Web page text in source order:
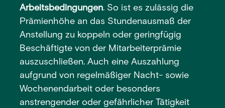
Arbeitsbedingungen. So ist es zulässig die
Prämienhöhe an das Stundenausmaß der
Anstellung zu koppeln oder geringfügig
Beschäftigte von der Mitarbeiterprämie
auszuschließen. Auch eine Auszahlung
aufgrund von regelmäßiger Nacht- sowie
Wochenendarbeit oder besonders
anstrengender oder gefährlicher Tätigkeit